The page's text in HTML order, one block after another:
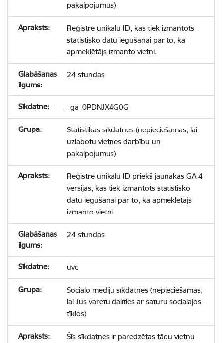
pakalpojumus)
Reģistrē unikālu ID, kas tiek izmantots
statistisko datu iegūšanai par to, kā
apmeklētājs izmanto vietni.
24 stundas
_ga_0PDNJX4G0G
Statistikas sīkdatnes (nepieciešamas, lai
uzlabotu vietnes darbību un
pakalpojumus)
Reģistrē unikālu ID priekš jaunākās GA 4
versijas, kas tiek izmantots statistisko
datu iegūšanai par to, kā apmeklētājs
izmanto vietni.
24 stundas
uvc
Sociālo mediju sīkdatnes (nepieciešamas,
lai Jūs varētu dalīties ar saturu sociālajos
tīklos)
Šīs sīkdatnes ir paredzētas tādu vietņu